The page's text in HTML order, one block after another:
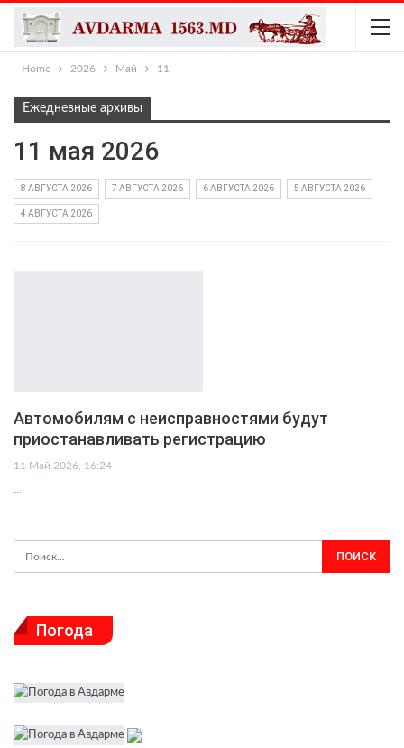
Home 2026 Май 11
Ежедневные архивы
11 мая 2026
8 АВГУСТА 2026 7 АВГУСТА 2026 6 АВГУСТА 2026 5 АВГУСТА 2026
4 АВГУСТА 2026
Автомобилям с неисправностями будут
приостанавливать регистрацию
11 Май 2026, 16:24
…
Погода